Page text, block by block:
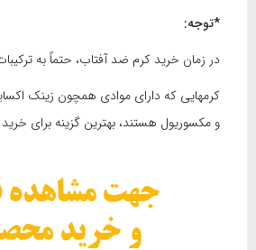
*توجه:
در زمان خرید کرم ضد آفتاب، حتماً به
کرمهایی که دارای موادی همچون زینک
و مکسوریول هستند، بهترین گزینه برای